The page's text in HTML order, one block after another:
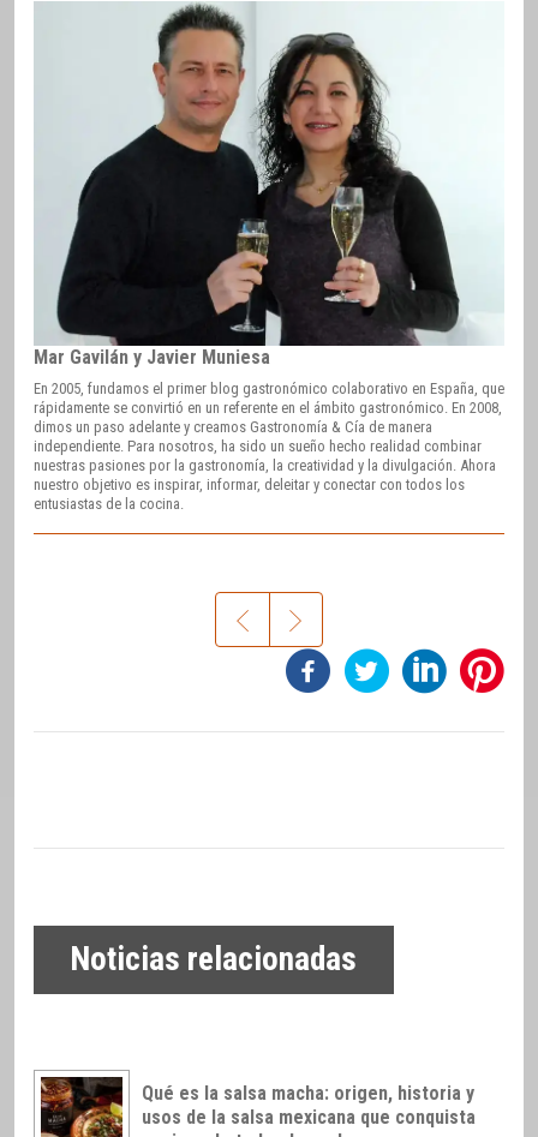
Mar Gavilán y Javier Muniesa
En 2005, fundamos el primer blog gastronómico colaborativo en España, que
rápidamente se convirtió en un referente en el ámbito gastronómico. En 2008,
dimos un paso adelante y creamos Gastronomía & Cía de manera
independiente. Para nosotros, ha sido un sueño hecho realidad combinar
nuestras pasiones por la gastronomía, la creatividad y la divulgación. Ahora
nuestro objetivo es inspirar, informar, deleitar y conectar con todos los
entusiastas de la cocina.
Noticias relacionadas
Qué es la salsa macha: origen, historia y
usos de la salsa mexicana que conquista